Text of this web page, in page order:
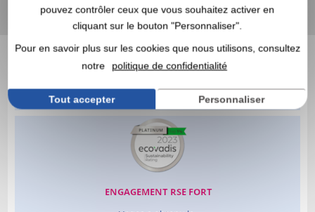
pouvez contrôler ceux que vous souhaitez activer en
cliquant sur le bouton "Personnaliser".
Pour en savoir plus sur les cookies que nous utilisons, consultez
notre
politique de confidentialité
Tout accepter Personnaliser